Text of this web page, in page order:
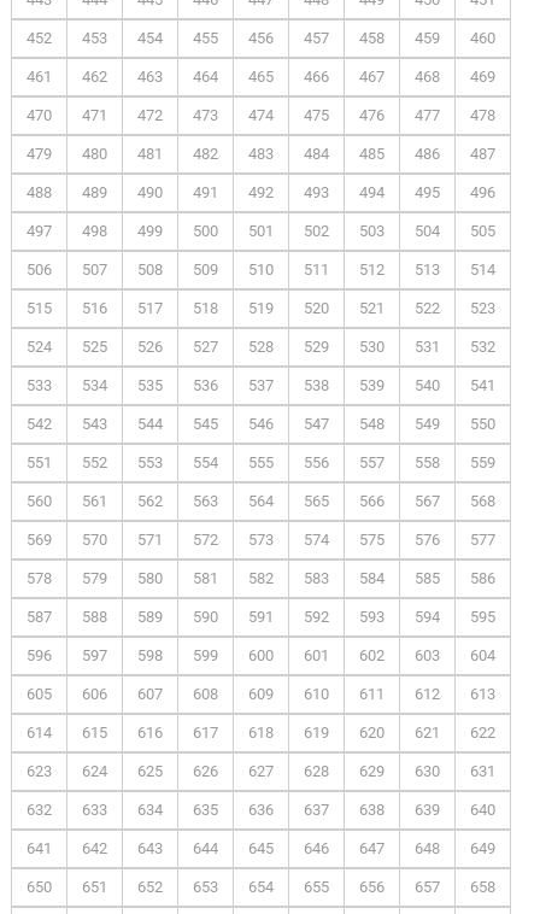
452 453 454 455 456 457 458 459 460
461 462 463 464 465 466 467 468 469
470 471 472 473 474 475 476 477 478
479 480 481 482 483 484 485 486 487
488 489 490 491 492 493 494 495 496
497 498 499 500 501 502 503 504 505
506 507 508 509 510 511 512 513 514
515 516 517 518 519 520 521 522 523
524 525 526 527 528 529 530 531 532
533 534 535 536 537 538 539 540 541
542 543 544 545 546 547 548 549 550
551 552 553 554 555 556 557 558 559
560 561 562 563 564 565 566 567 568
569 570 571 572 573 574 575 576 577
578 579 580 581 582 583 584 585 586
587 588 589 590 591 592 593 594 595
596 597 598 599 600 601 602 603 604
605 606 607 608 609 610 611 612 613
614 615 616 617 618 619 620 621 622
623 624 625 626 627 628 629 630 631
632 633 634 635 636 637 638 639 640
641 642 643 644 645 646 647 648 649
650 651 652 653 654 655 656 657 658